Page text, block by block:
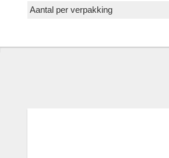
Aantal per verpakking